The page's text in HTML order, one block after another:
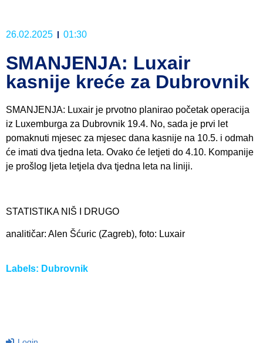
26.02.2025 01:30
SMANJENJA: Luxair
kasnije kreće za Dubrovnik
SMANJENJA: Luxair je prvotno planirao početak operacija
iz Luxemburga za Dubrovnik 19.4. No, sada je prvi let
pomaknuti mjesec za mjesec dana kasnije na 10.5. i odmah
će imati dva tjedna leta. Ovako će letjeti do 4.10. Kompanije
je prošlog ljeta letjela dva tjedna leta na liniji.
STATISTIKA NIŠ I DRUGO
analitičar: Alen Šćuric (Zagreb), foto: Luxair
Labels: Dubrovnik